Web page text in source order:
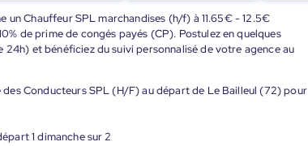
un Chauffeur SPL marchandises (h/f) à 11.65€ - 12.5€
de prime de congés payés (CP). Postulez en quelques
et bénéficiez du suivi personnalisé de votre agence au
Conducteurs SPL (H/F) au départ de Le Bailleul (72) pour
1 dimanche sur 2